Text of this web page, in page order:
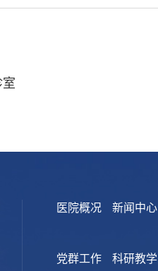
医院概况 新闻中心
党群工作 科研教学